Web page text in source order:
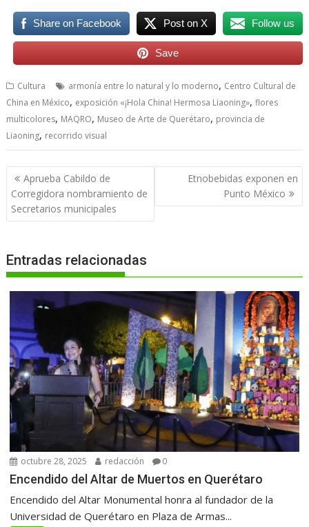
Share on Facebook Post on X Follow us
Save
Cultura armonía entre lo natural y lo moderno, Centro Cultural de
China en México, exposición «¡Hola China! Hermosa Liaoning»,flores
multicolores, MAQRO, Museo de Arte de Querétaro, provincia de
Liaoning, recorrido visual
Navegación
de
entradas
Aprueba Cabildo de
Corregidora nombramiento de
Secretarios municipales
Etnobebidas exponen en
Punto México
Entradas relacionadas
octubre 28, 2025 redacción 0
Encendido del Altar de Muertos en Querétaro
Encendido del Altar Monumental honra al fundador de la
Universidad de Querétaro en Plaza de Armas...